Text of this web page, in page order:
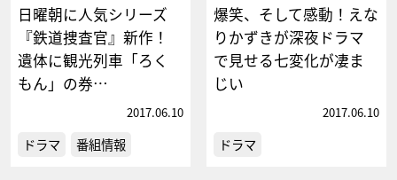
日曜朝に人気シリーズ
『鉄道捜査官』新作！
遺体に観光列車「ろく
もん」の券…
2017.06.10
ドラマ 番組情報
爆笑、そして感動！えな
りかずきが深夜ドラマ
で見せる七変化が凄ま
じい
2017.06.10
ドラマ